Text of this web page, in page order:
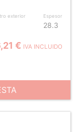
exterior Espesor
28.3
€ IVA INCLUIDO